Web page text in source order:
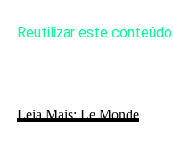
Reutilizar este conteúdo
Leia Mais: Le Monde